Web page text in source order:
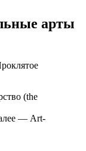
арты
— Art-